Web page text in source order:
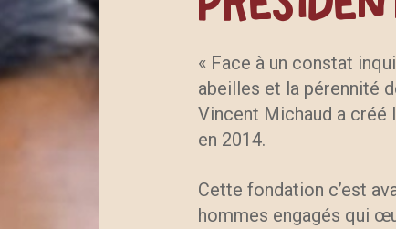
« Face à un constat
abeilles et la pérennité
Vincent Michaud a
en 2014.
Cette fondation c’est
hommes engagés qui